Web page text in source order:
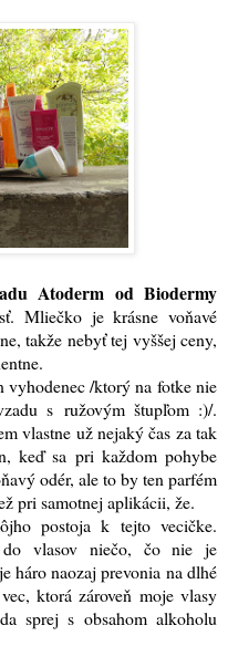
Atoderm od Biodermy
Mliečko je krásne voňavé
takže nebyť tej vyššej ceny,
vyhodenec /ktorý na fotke nie
s ružovým štupľom :)/.
vlastne už nejaký čas za tak
keď sa pri každom pohybe
odér, ale to by ten parfém
pri samotnej aplikácii, že.
postoja k tejto vecičke.
vlasov niečo, čo nie je
naozaj prevonia na dlhé
ktorá zároveň moje vlasy
sprej s obsahom alkoholu